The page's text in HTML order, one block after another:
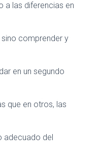
a las diferencias en
comprender y
en un segundo
que en otros, las
adecuado del